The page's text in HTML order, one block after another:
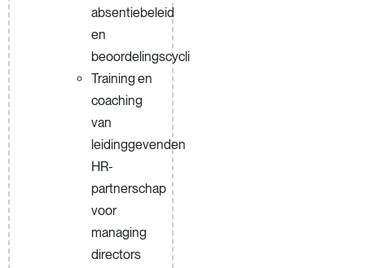
absentiebeleid
en
beoordelingscycli
Training en
coaching
van
leidinggevenden
HR-
partnerschap
voor
managing
directors